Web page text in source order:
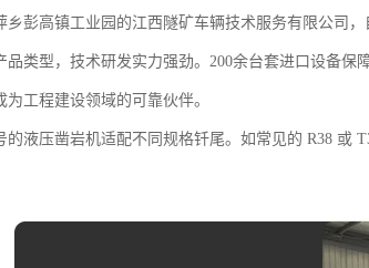
乡彭高镇工业园的江西隧矿车辆技术服务有限公司
品类型，技术研发实力强劲。200余台套进口设备
为工程建设领域的可靠伙伴。
的液压凿岩机适配不同规格钎尾。如常见的 R38 或